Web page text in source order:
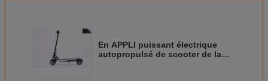
En APPLI puissant électrique
autopropulsé de scooter de la